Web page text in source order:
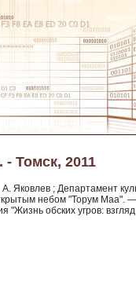
- Томск, 2011
А. Яковлев ; Департамент
небом "Торум Маа". —
обских угров: взгляд